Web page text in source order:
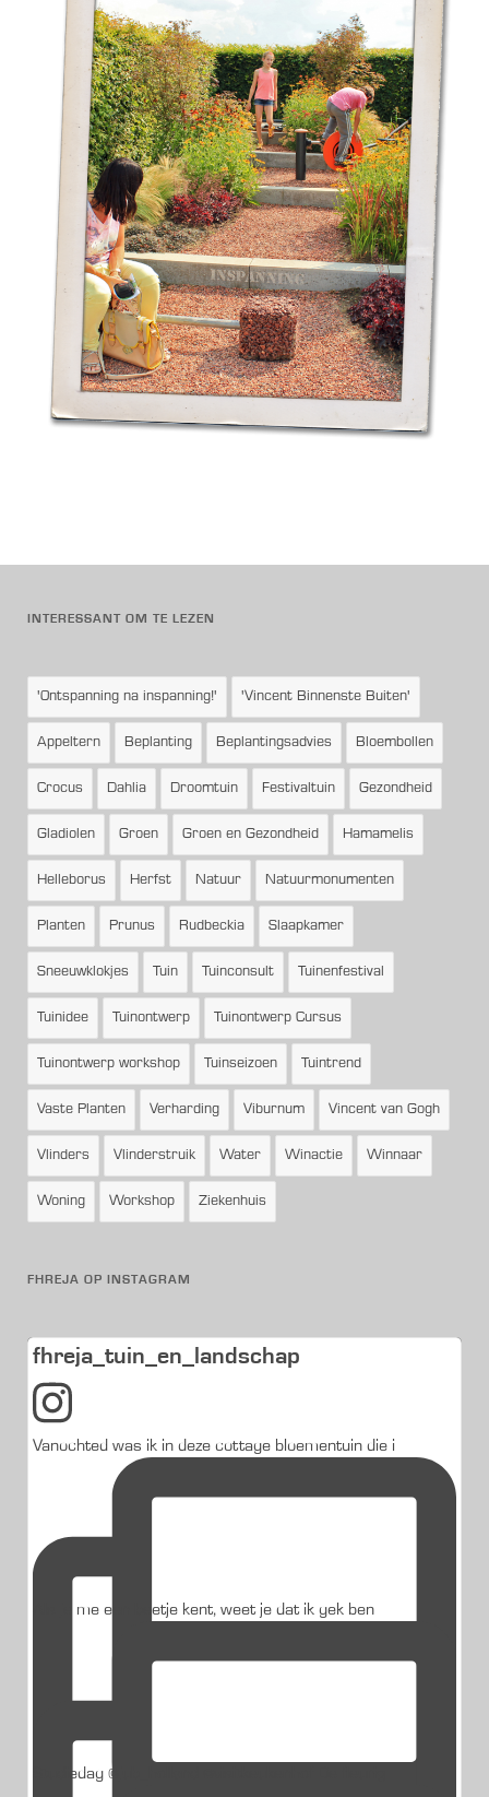
INTERESSANT OM TE LEZEN
'Ontspanning na inspanning!' 'Vincent Binnenste Buiten'
Appeltern Beplanting Beplantingsadvies Bloembollen
Crocus Dahlia Droomtuin Festivaltuin Gezondheid
Gladiolen Groen Groen en Gezondheid Hamamelis
Helleborus Herfst Natuur Natuurmonumenten
Planten Prunus Rudbeckia Slaapkamer
Sneeuwklokjes Tuin Tuinconsult Tuinenfestival
Tuinidee Tuinontwerp Tuinontwerp Cursus
Tuinontwerp workshop Tuinseizoen Tuintrend
Vaste Planten Verharding Viburnum Vincent van Gogh
Vlinders Vlinderstruik Water Winactie Winnaar
Woning Workshop Ziekenhuis
FHREJA OP INSTAGRAM
fhreja_tuin_en_landschap
Vanochted was ik in deze cottage bloementuin die i
Als je me een beetje kent, weet je dat ik gek ben
Studiedag @jub_holland @visitkeukenhof De fleurig